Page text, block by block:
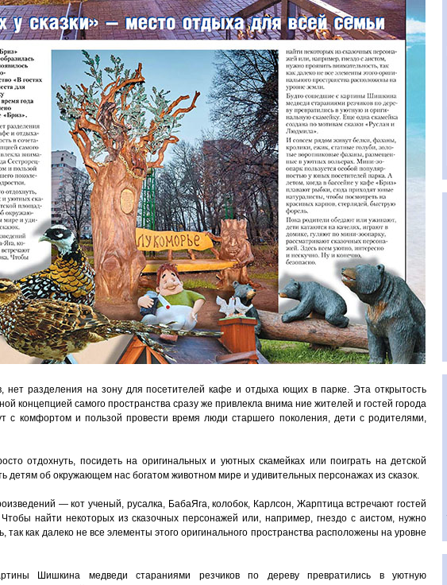
нет разделения на зону для посетителей кафе и отдыха ющих в парке. Эта открытость
концепцией самого пространства сразу же привлекла внима ние жителей и гостей города
с комфортом и пользой провести время люди старшего поколения, дети с родителями,
отдохнуть, посидеть на оригинальных и уютных скамейках или поиграть на детской
детям об окружающем нас богатом животном мире и удивительных персонажах из сказок.
— кот ученый, русалка, БабаЯга, колобок, Карлсон, Жарптица встречают гостей
Чтобы найти некоторых из сказочных персонажей или, например, гнездо с аистом, нужно
так как далеко не все элементы этого оригинального пространства расположены на уровне
Шишкина медведи стараниями резчиков по дереву превратились в уютную